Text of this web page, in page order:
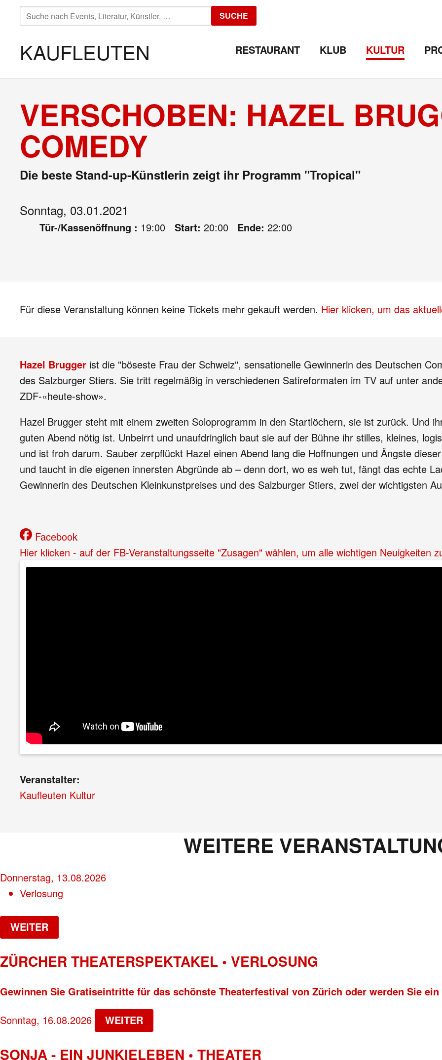
SUCHE
NACH:
SUCHE
KAUFLEUTEN RESTAURANT KLUB KULTUR
VERSCHOBEN: HAZEL
COMEDY
Die beste Stand-up-Künstlerin zeigt ihr Programm "Tropical"
Sonntag, 03.01.2021
Tür-/Kassenöffnung : 19:00 Start: 20:00 Ende: 22:00
Für diese Veranstaltung können keine Tickets mehr gekauft werden. Hier klicken, um das
Hazel Brugger ist die "böseste Frau der Schweiz", sensationelle Gewinnerin des Deutschen
des Salzburger Stiers. Sie tritt regelmäßig in verschiedenen Satireformaten im TV auf unter
ZDF-«heute-show».
Hazel Brugger steht mit einem zweiten Soloprogramm in den Startlöchern, sie ist zurück. Und
guten Abend nötig ist. Unbeirrt und unaufdringlich baut sie auf der Bühne ihr stilles, kleines,
und ist froh darum. Sauber zerpflückt Hazel einen Abend lang die Hoffnungen und Ängste
und taucht in die eigenen innersten Abgründe ab – denn dort, wo es weh tut, fängt das echte
Gewinnerin des Deutschen Kleinkunstpreises und des Salzburger Stiers, zwei der wichtigsten
Facebook
Hier klicken - auf der FB-Veranstaltungsseite "Zusagen" wählen, um alle wichtigen Neuigkeiten
Veranstalter:
Kaufleuten Kultur
WEITERE
Donnerstag, 13.08.2026
Verlosung
WEITER
ZÜRCHER THEATERSPEKTAKEL • VERLOSUNG
Gewinnen Sie Gratiseintritte für das schönste Theaterfestival von Zürich oder werden Sie
Sonntag, 16.08.2026 WEITER
SONJA - EIN JUNKIELEBEN • THEATER